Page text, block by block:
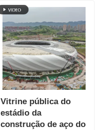
Vitrine pública do
estádio da
construção de aço do